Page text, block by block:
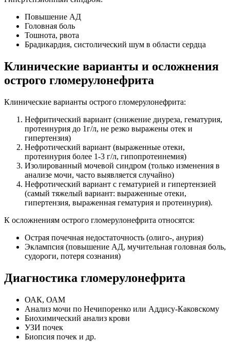
Повышение АД
Головная боль
Тошнота, рвота
Брадикардия, систолический шум в области сердца
Клинические варианты и осложнения
острого гломерулонефрита
Клинические варианты острого гломерулонефрита:
Нефритический вариант (снижение диуреза, гематурия,
протеинурия до 1г/л, не резко выражены отек и
гипертензия)
Нефротический вариант (выраженные отеки,
протеинурия более 1-3 г/л, гипопротеинемия)
Изолированный мочевой синдром (только изменения в
анализе мочи, часто выявляется случайно)
Нефротический вариант с гематурией и гипертензией
(самый тяжелый вариант: выраженные отеки,
гипертензия, выраженная гематурия и протеинурия).
К осложнениям острого гломерулонефрита относятся:
Острая почечная недостаточность (олиго-, анурия)
Эклампсия (повышение АД, мучительная головная боль,
судороги, потеря сознания)
Диагностика гломерулонефрита
ОАК, ОАМ
Анализ мочи по Нечипоренко или Аддису-Каковскому
Биохимический анализ крови
УЗИ почек
Биопсия почек и др.